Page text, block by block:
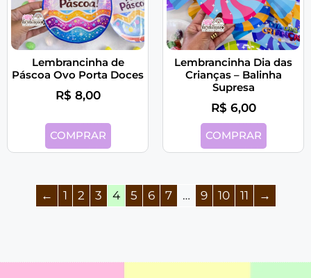
Lembrancinha de
Páscoa Ovo Porta Doces
R$ 8,00
COMPRAR
Lembrancinha Dia das
Crianças – Balinha
Supresa
R$ 6,00
COMPRAR
← 1 2 3 4 5 6 7 … 9 10 11 →